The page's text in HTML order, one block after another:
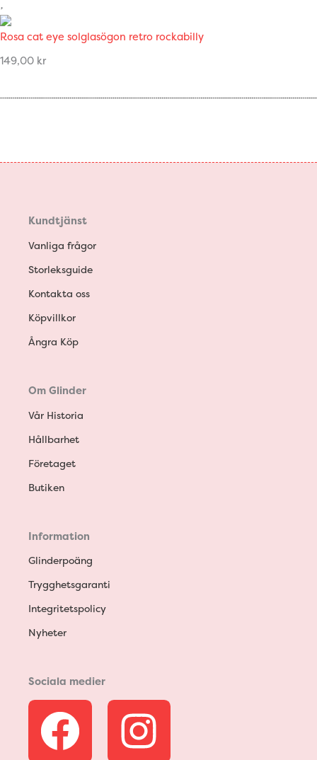
Rosa cat eye solglasögon retro rockabilly
149,00 kr
Kundtjänst
Vanliga frågor
Storleksguide
Kontakta oss
Köpvillkor
Ångra Köp
Om Glinder
Vår Historia
Hållbarhet
Företaget
Butiken
Information
Glinderpoäng
Trygghetsgaranti
Integritetspolicy
Nyheter
Sociala medier
F I